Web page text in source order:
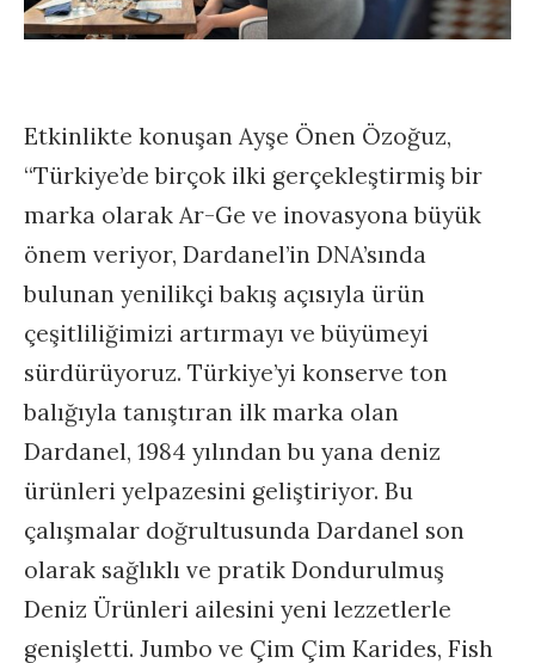
Etkinlikte konuşan Ayşe Önen Özoğuz,
“Türkiye’de birçok ilki gerçekleştirmiş bir
marka olarak Ar-Ge ve inovasyona büyük
önem veriyor, Dardanel’in DNA’sında
bulunan yenilikçi bakış açısıyla ürün
çeşitliliğimizi artırmayı ve büyümeyi
sürdürüyoruz. Türkiye’yi konserve ton
balığıyla tanıştıran ilk marka olan
Dardanel, 1984 yılından bu yana deniz
ürünleri yelpazesini geliştiriyor. Bu
çalışmalar doğrultusunda Dardanel son
olarak sağlıklı ve pratik Dondurulmuş
Deniz Ürünleri ailesini yeni lezzetlerle
genişletti. Jumbo ve Çim Çim Karides, Fish